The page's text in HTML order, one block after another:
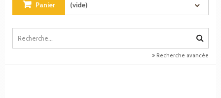
Panier (vide)
Recherche avancée